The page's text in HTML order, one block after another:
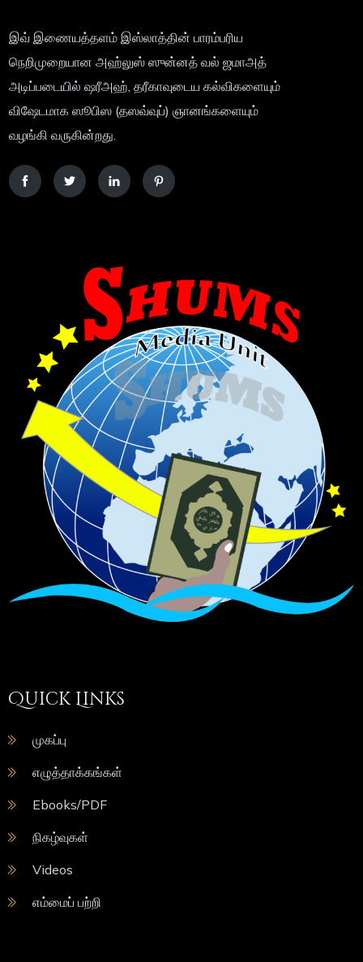
இவ் இணையத்தளம் இஸ்லாத்தின் பாரம்பரிய
நெறிமுறையான அஹ்லுஸ் ஸுன்னத் வல் ஜமாஅத்
அடிப்படையில் ஷரீஅஹ், தரீகாவுடைய கல்விகளையும்
விஷேடமாக ஸூபிஸ (தஸவ்வுப்) ஞானங்களையும்
வழங்கி வருகின்றது.
Quick Links
முகப்பு
எழுத்தாக்கங்கள்
Ebooks/PDF
நிகழ்வுகள்
Videos
எம்மைப் பற்றி